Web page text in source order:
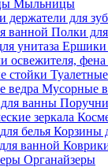
Мыльницы
Полки
Ершики
Мусорные
Корзины
Органайзеры